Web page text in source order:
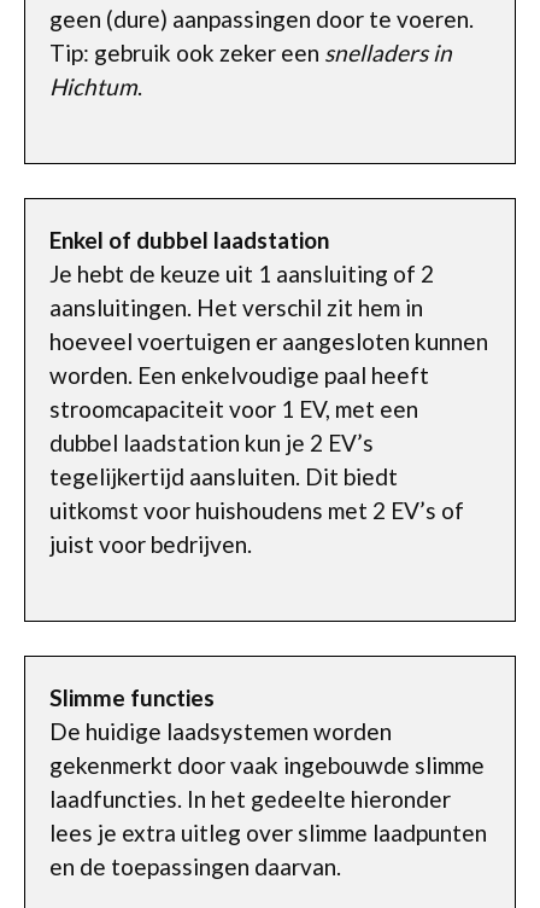
geen (dure) aanpassingen door te voeren.
Tip: gebruik ook zeker een snelladers in
Hichtum.
Enkel of dubbel laadstation
Je hebt de keuze uit 1 aansluiting of 2
aansluitingen. Het verschil zit hem in
hoeveel voertuigen er aangesloten kunnen
worden. Een enkelvoudige paal heeft
stroomcapaciteit voor 1 EV, met een
dubbel laadstation kun je 2 EV’s
tegelijkertijd aansluiten. Dit biedt
uitkomst voor huishoudens met 2 EV’s of
juist voor bedrijven.
Slimme functies
De huidige laadsystemen worden
gekenmerkt door vaak ingebouwde slimme
laadfuncties. In het gedeelte hieronder
lees je extra uitleg over slimme laadpunten
en de toepassingen daarvan.